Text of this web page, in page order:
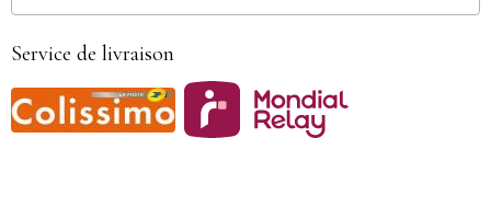
Service de livraison